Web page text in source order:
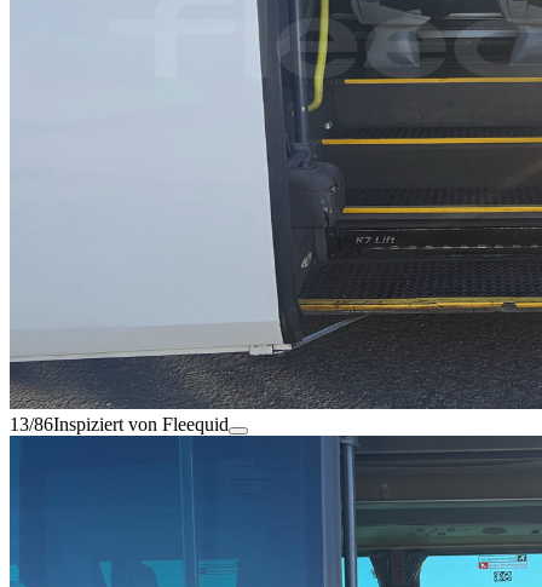
13/86Inspiziert von Fleequid